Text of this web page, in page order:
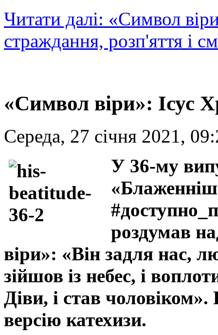
Читати далі: «Символ
страждання, розп'яття і
«Символ віри»: Ісус
Середа, 27 січня 2021,
У 36-му
роздумав
віри»: «Він задля нас,
зійшов із небес, і
Діви, і став
версію катехизи.